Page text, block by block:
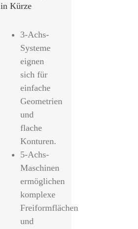
in Kürze
3-Achs-
Systeme
eignen
sich für
einfache
Geometrien
und
flache
Konturen.
5-Achs-
Maschinen
ermöglichen
komplexe
Freiformflächen
und